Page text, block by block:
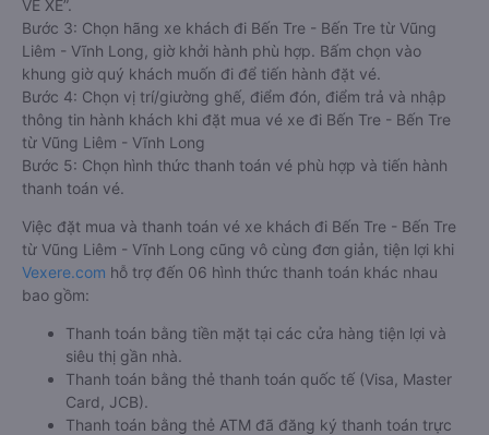
VÉ XE”.
Bước 3: Chọn hãng xe khách đi Bến Tre - Bến Tre từ Vũng
Liêm - Vĩnh Long, giờ khởi hành phù hợp. Bấm chọn vào
khung giờ quý khách muốn đi để tiến hành đặt vé.
Bước 4: Chọn vị trí/giường ghế, điểm đón, điểm trả và nhập
thông tin hành khách khi đặt mua vé xe đi Bến Tre - Bến Tre
từ Vũng Liêm - Vĩnh Long
Bước 5: Chọn hình thức thanh toán vé phù hợp và tiến hành
thanh toán vé.
Việc đặt mua và thanh toán vé xe khách đi Bến Tre - Bến Tre
từ Vũng Liêm - Vĩnh Long cũng vô cùng đơn giản, tiện lợi khi
Vexere.com hỗ trợ đến 06 hình thức thanh toán khác nhau
bao gồm:
Thanh toán bằng tiền mặt tại các cửa hàng tiện lợi và
siêu thị gần nhà.
Thanh toán bằng thẻ thanh toán quốc tế (Visa, Master
Card, JCB).
Thanh toán bằng thẻ ATM đã đăng ký thanh toán trực